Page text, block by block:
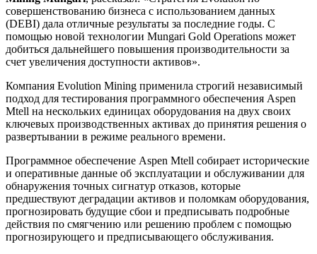
совершенствованию бизнеса с использованием данных
(DEBI) дала отличные результаты за последние годы. С
помощью новой технологии Mungari Gold Operations может
добиться дальнейшего повышения производительности за
счет увеличения доступности активов».
Компания Evolution Mining применила строгий независимый
подход для тестирования программного обеспечения Aspen
Mtell на нескольких единицах оборудования на двух своих
ключевых производственных активах до принятия решения о
развертывании в режиме реального времени.
Программное обеспечение Aspen Mtell собирает исторические
и оперативные данные об эксплуатации и обслуживании для
обнаружения точных сигнатур отказов, которые
предшествуют деградации активов и поломкам оборудования,
прогнозировать будущие сбои и предписывать подробные
действия по смягчению или решению проблем с помощью
прогнозирующего и предписывающего обслуживания.